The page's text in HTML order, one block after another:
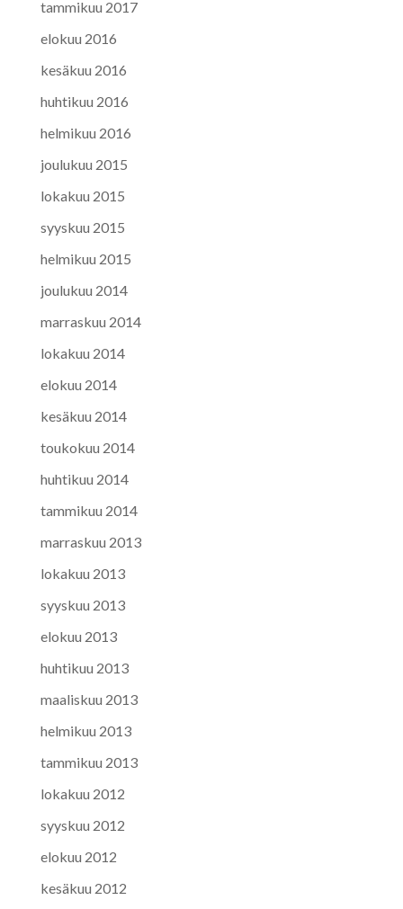
tammikuu 2017
elokuu 2016
kesäkuu 2016
huhtikuu 2016
helmikuu 2016
joulukuu 2015
lokakuu 2015
syyskuu 2015
helmikuu 2015
joulukuu 2014
marraskuu 2014
lokakuu 2014
elokuu 2014
kesäkuu 2014
toukokuu 2014
huhtikuu 2014
tammikuu 2014
marraskuu 2013
lokakuu 2013
syyskuu 2013
elokuu 2013
huhtikuu 2013
maaliskuu 2013
helmikuu 2013
tammikuu 2013
lokakuu 2012
syyskuu 2012
elokuu 2012
kesäkuu 2012